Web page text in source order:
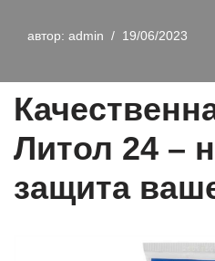
автор: admin 19/06/2023
Литол 24 –
защита